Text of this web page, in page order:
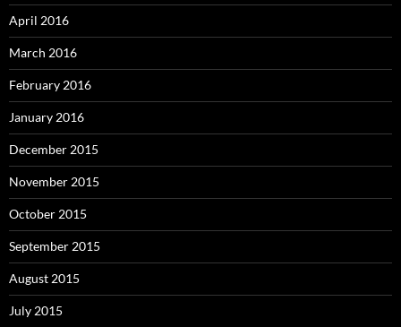
April 2016
March 2016
February 2016
January 2016
December 2015
November 2015
October 2015
September 2015
August 2015
July 2015